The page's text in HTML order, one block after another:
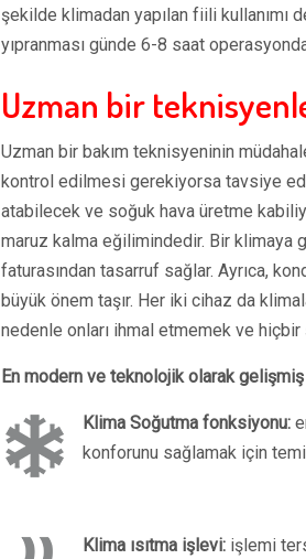
şekilde klimadan yapılan fiili kullanımı
yıpranması günde 6-8 saat
Uzman bir
Uzman bir bakım teknisyeninin
kontrol edilmesi gerekiyorsa tavsiye
atabilecek ve soğuk hava üretme
maruz kalma eğilimindedir. Bir klimaya
faturasından tasarruf sağlar. Ayrıca,
büyük önem taşır. Her iki cihaz da
nedenle onları ihmal etmemek ve
En modern ve teknolojik olarak
Klima Soğutma fonksiyonu:
konforunu sağlamak için
Klima ısıtma işlevi: işlemi